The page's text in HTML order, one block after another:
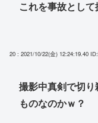
これを事故とし
20 : 2021/10/22(金) 12:24:19.40
撮影中真剣で切
ものなのかｗ？